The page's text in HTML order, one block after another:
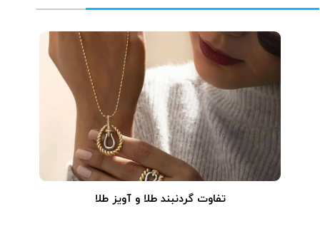
تفاوت گردنبند طلا و آویز طلا